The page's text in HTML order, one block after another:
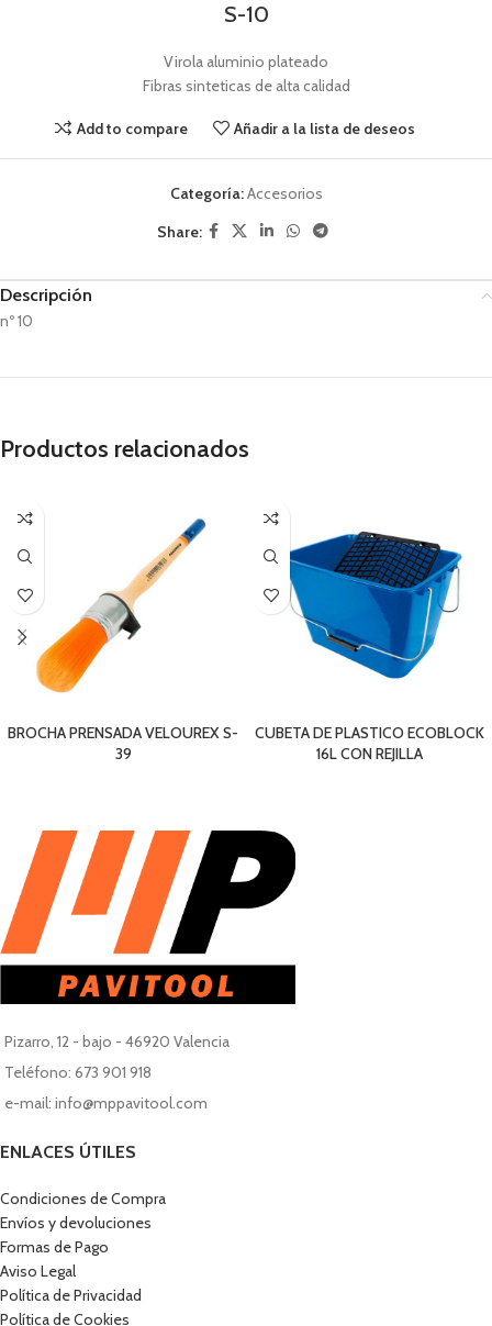
S-10
Virola aluminio plateado
Fibras sinteticas de alta calidad
Add to compare Añadir a la lista de deseos
Categoría:Accesorios
Share:
Descripción
nº 10
Productos relacionados
BROCHA PRENSADA VELOUREX S-
39
CUBETA DE PLASTICO ECOBLOCK
16L CON REJILLA
Pizarro, 12 - bajo - 46920 Valencia
Teléfono: 673 901 918
e-mail: info@mppavitool.com
ENLACES ÚTILES
Condiciones de Compra
Envíos y devoluciones
Formas de Pago
Aviso Legal
Política de Privacidad
Política de Cookies